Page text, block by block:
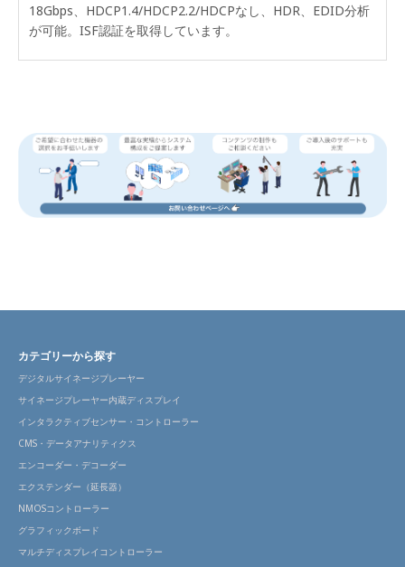
18Gbps、HDCP1.4/HDCP2.2/HDCPなし、HDR、EDID分析
が可能。ISF認証を取得しています。
カテゴリーから探す
デジタルサイネージプレーヤー
サイネージプレーヤー内蔵ディスプレイ
インタラクティブセンサー・コントローラー
CMS・データアナリティクス
エンコーダー・デコーダー
エクステンダー（延長器）
NMOSコントローラー
グラフィックボード
マルチディスプレイコントローラー